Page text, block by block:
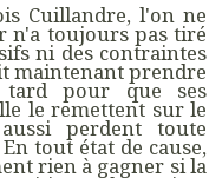
Cuillandre, l'on ne
n'a toujours pas tiré
ni des contraintes
maintenant prendre
pour que ses
le remettent sur le
perdent toute
tout état de cause,
rien à gagner si la